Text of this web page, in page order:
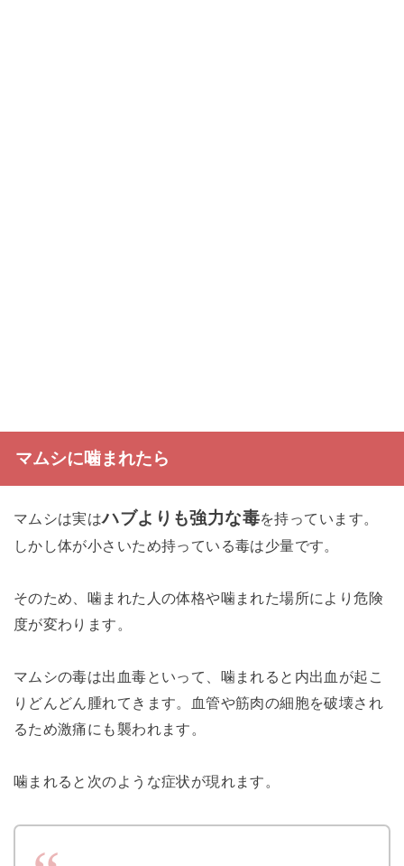
マムシに噛まれたら
マムシは実はハブよりも強力な毒を持っています。
しかし体が小さいため持っている毒は少量です。
そのため、噛まれた人の体格や噛まれた場所により危険
度が変わります。
マムシの毒は出血毒といって、噛まれると内出血が起こ
りどんどん腫れてきます。血管や筋肉の細胞を破壊され
るため激痛にも襲われます。
噛まれると次のような症状が現れます。